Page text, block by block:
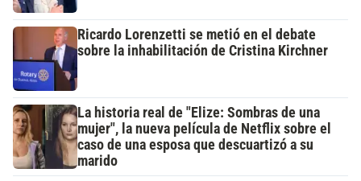
Ricardo Lorenzetti se metió en el debate
sobre la inhabilitación de Cristina Kirchner
La historia real de "Elize: Sombras de una
mujer", la nueva película de Netflix sobre el
caso de una esposa que descuartizó a su
marido